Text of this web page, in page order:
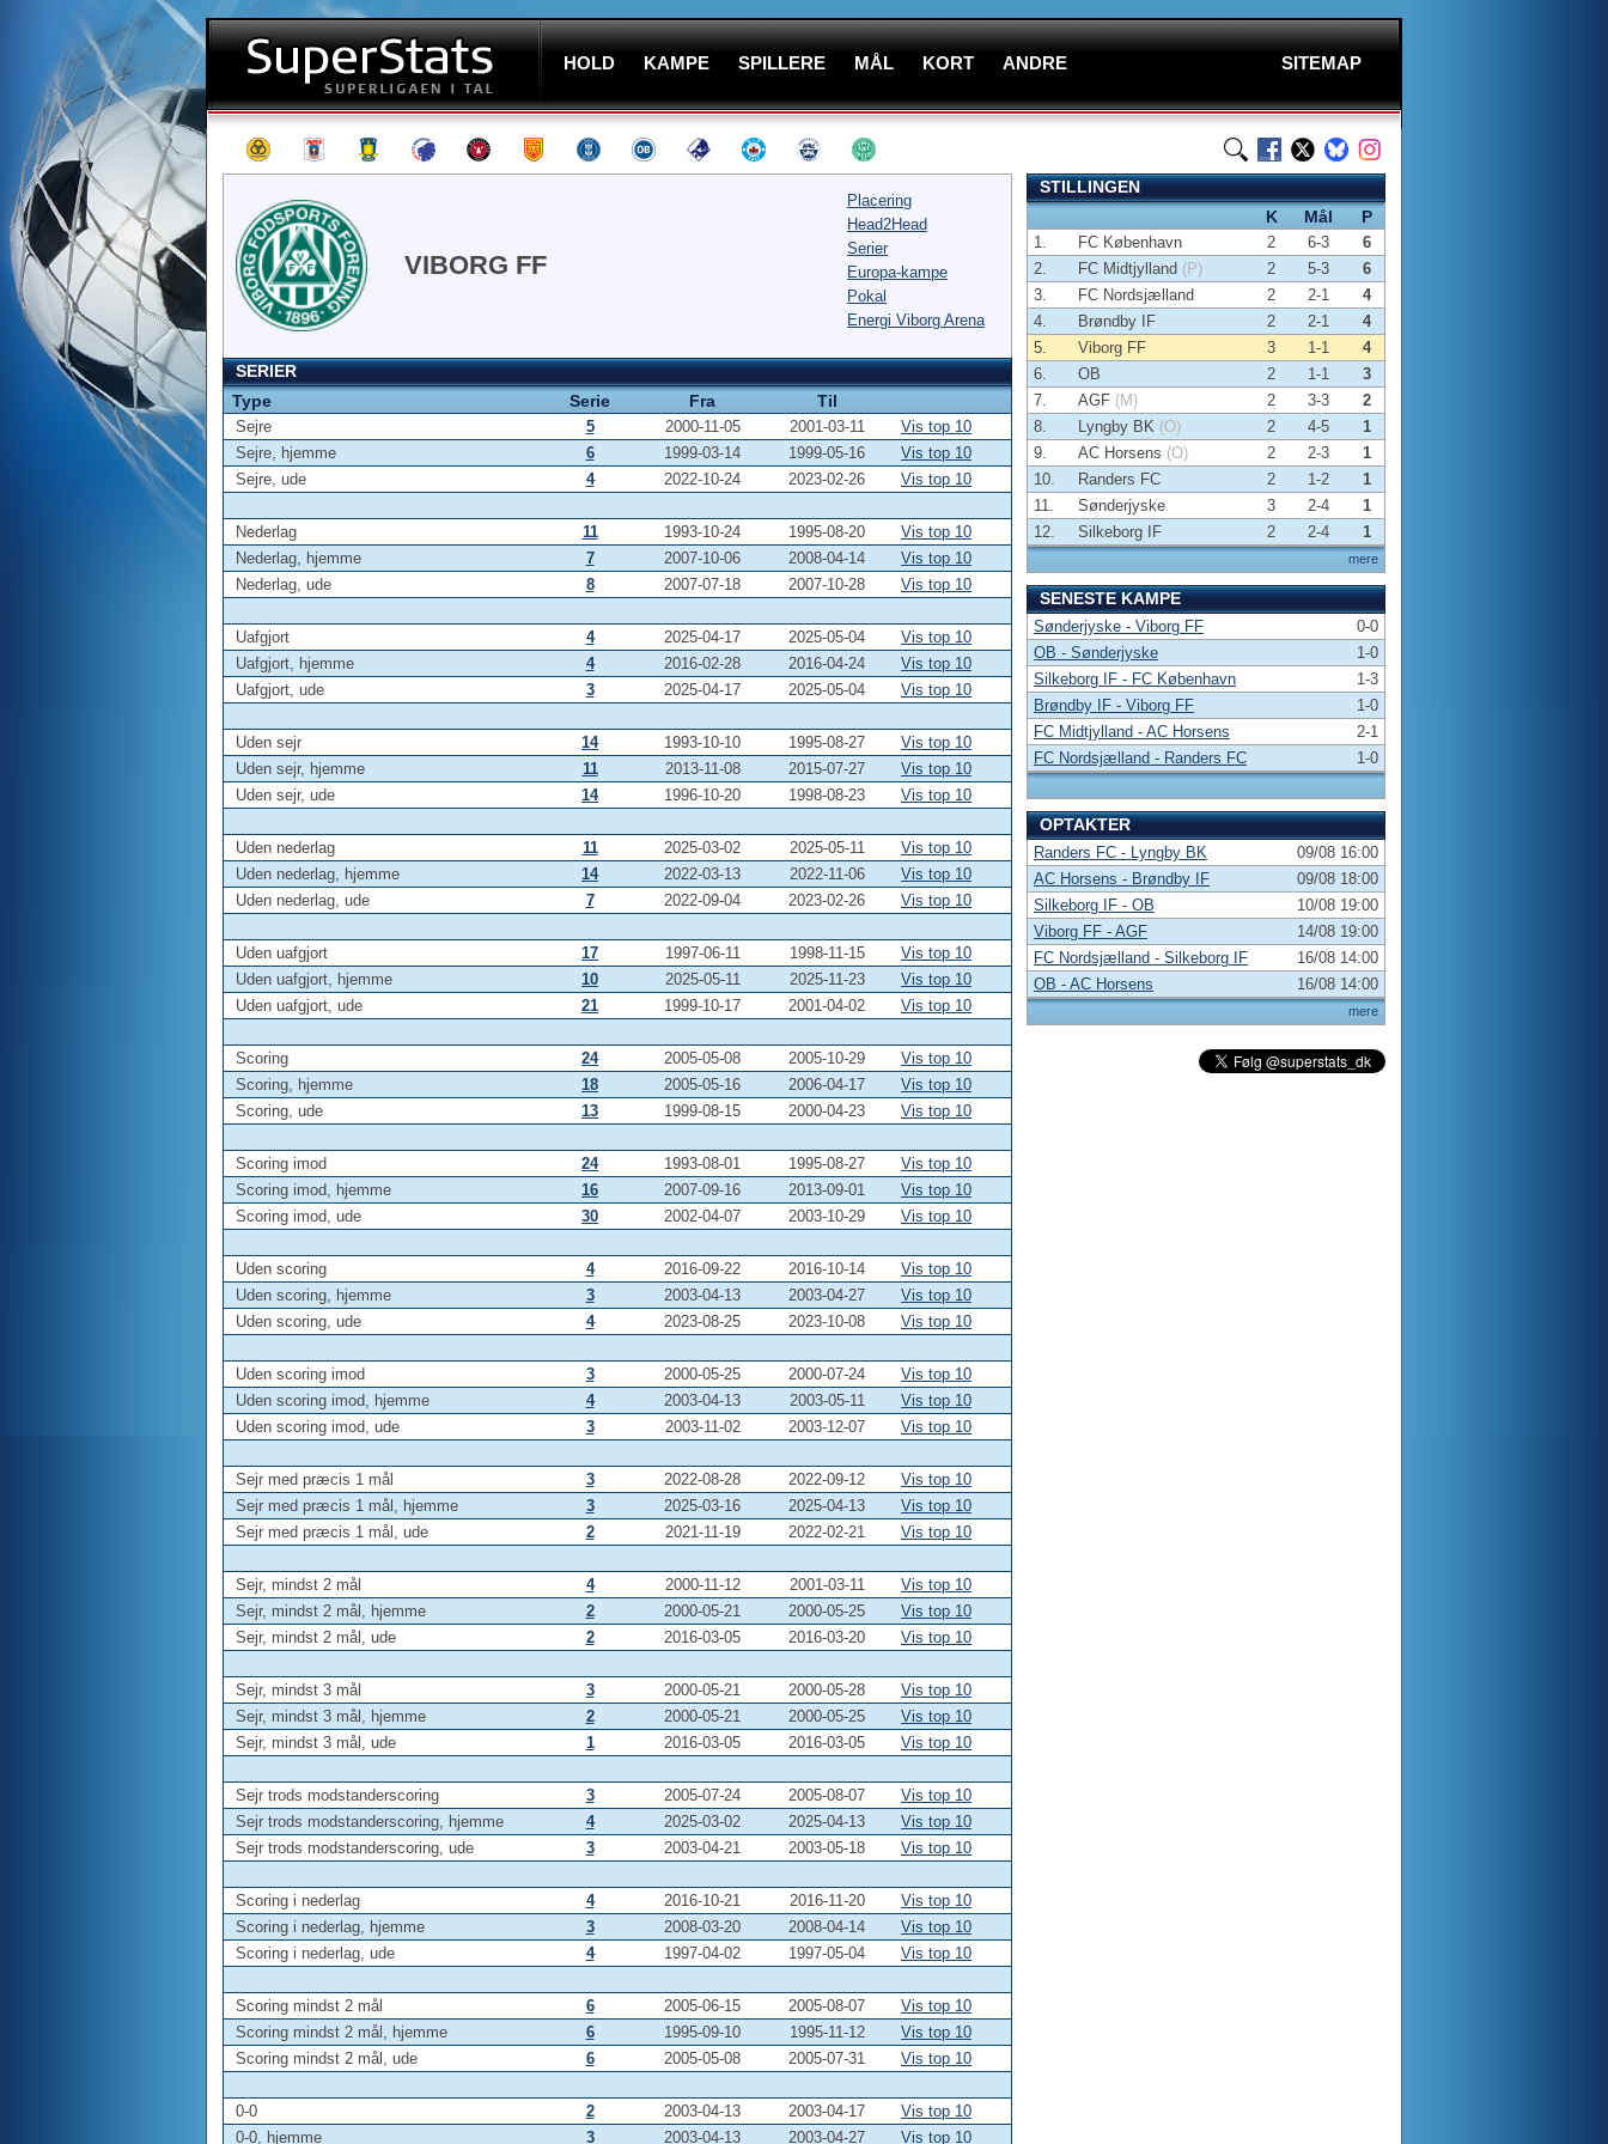
HOLD KAMPE SPILLERE MÅL KORT ANDRE SITEMAP
VIBORG FF
Placering
Head2Head
Serier
Europa-kampe
Pokal
Energi Viborg Arena
SERIER
Type
Serie Fra Til
Sejre 5 2000-11-05 2001-03-11
Vis top 10
Sejre, hjemme
6 1999-03-14 1999-05-16
Vis top 10
Sejre, ude
4 2022-10-24 2023-02-26 Vis top 10
Nederlag 11 1993-10-24 1995-08-20
Vis top 10
Nederlag, hjemme
7 2007-10-06 2008-04-14
Vis top 10
Nederlag, ude
8 2007-07-18 2007-10-28 Vis top 10
Uafgjort 4 2025-04-17 2025-05-04
Vis top 10
Uafgjort, hjemme
4 2016-02-28 2016-04-24
Vis top 10
Uafgjort, ude
3 2025-04-17 2025-05-04 Vis top 10
Uden sejr 14 1993-10-10 1995-08-27
Vis top 10
Uden sejr, hjemme
11 2013-11-08 2015-07-27
Vis top 10
Uden sejr, ude
14 1996-10-20 1998-08-23 Vis top 10
Uden nederlag 11 2025-03-02 2025-05-11
Vis top 10
Uden nederlag, hjemme
14 2022-03-13 2022-11-06
Vis top 10
Uden nederlag, ude
7 2022-09-04 2023-02-26 Vis top 10
Uden uafgjort 17 1997-06-11 1998-11-15
Vis top 10
Uden uafgjort, hjemme
10 2025-05-11 2025-11-23
Vis top 10
Uden uafgjort, ude
21 1999-10-17 2001-04-02 Vis top 10
Scoring 24 2005-05-08 2005-10-29
Vis top 10
Scoring, hjemme
18 2005-05-16 2006-04-17
Vis top 10
Scoring, ude
13 1999-08-15 2000-04-23 Vis top 10
Scoring imod 24 1993-08-01 1995-08-27
Vis top 10
Scoring imod, hjemme
16 2007-09-16 2013-09-01
Vis top 10
Scoring imod, ude
30 2002-04-07 2003-10-29 Vis top 10
Uden scoring 4 2016-09-22 2016-10-14
Vis top 10
Uden scoring, hjemme
3 2003-04-13 2003-04-27
Vis top 10
Uden scoring, ude
4 2023-08-25 2023-10-08 Vis top 10
Uden scoring imod 3 2000-05-25 2000-07-24
Vis top 10
Uden scoring imod, hjemme
4 2003-04-13 2003-05-11
Vis top 10
Uden scoring imod, ude
3 2003-11-02 2003-12-07 Vis top 10
Sejr med præcis 1 mål 3 2022-08-28 2022-09-12
Vis top 10
Sejr med præcis 1 mål, hjemme
3 2025-03-16 2025-04-13
Vis top 10
Sejr med præcis 1 mål, ude
2 2021-11-19 2022-02-21 Vis top 10
Sejr, mindst 2 mål 4 2000-11-12 2001-03-11
Vis top 10
Sejr, mindst 2 mål, hjemme
2 2000-05-21 2000-05-25
Vis top 10
Sejr, mindst 2 mål, ude
2 2016-03-05 2016-03-20 Vis top 10
Sejr, mindst 3 mål 3 2000-05-21 2000-05-28
Vis top 10
Sejr, mindst 3 mål, hjemme
2 2000-05-21 2000-05-25
Vis top 10
Sejr, mindst 3 mål, ude
1 2016-03-05 2016-03-05 Vis top 10
Sejr trods modstanderscoring 3 2005-07-24 2005-08-07
Vis top 10
Sejr trods modstanderscoring, hjemme
4 2025-03-02 2025-04-13
Vis top 10
Sejr trods modstanderscoring, ude
3 2003-04-21 2003-05-18 Vis top 10
Scoring i nederlag 4 2016-10-21 2016-11-20
Vis top 10
Scoring i nederlag, hjemme
3 2008-03-20 2008-04-14
Vis top 10
Scoring i nederlag, ude
4 1997-04-02 1997-05-04 Vis top 10
Scoring mindst 2 mål 6 2005-06-15 2005-08-07
Vis top 10
Scoring mindst 2 mål, hjemme
6 1995-09-10 1995-11-12
Vis top 10
Scoring mindst 2 mål, ude
6 2005-05-08 2005-07-31 Vis top 10
0-0 2 2003-04-13 2003-04-17
Vis top 10
0-0, hjemme
3 2003-04-13 2003-04-27 Vis top 10
STILLINGEN
K
Mål P
mere
1. FC København 2 6-3
6
2.
FC Midtjylland (P) 2 5-3
6
3.
FC Nordsjælland 2 2-1
4
4.
Brøndby IF 2 2-1
4
5.
Viborg FF 3 1-1
4
6.
OB 2 1-1
3
7.
AGF (M) 2 3-3
2
8.
Lyngby BK (O) 2 4-5
1
9.
AC Horsens (O) 2 2-3
1
10.
Randers FC 2 1-2
1
11.
Sønderjyske 3 2-4
1
12.
Silkeborg IF 2 2-4 1
SENESTE KAMPE
Sønderjyske - Viborg FF
0-0
OB - Sønderjyske
1-0
Silkeborg IF - FC København
1-3
Brøndby IF - Viborg FF
1-0
FC Midtjylland - AC Horsens
2-1
FC Nordsjælland - Randers FC
1-0
OPTAKTER
mere
Randers FC - Lyngby BK
09/08 16:00
AC Horsens - Brøndby IF
09/08 18:00
Silkeborg IF - OB
10/08 19:00
Viborg FF - AGF
14/08 19:00
FC Nordsjælland - Silkeborg IF
16/08 14:00
OB - AC Horsens
16/08 14:00